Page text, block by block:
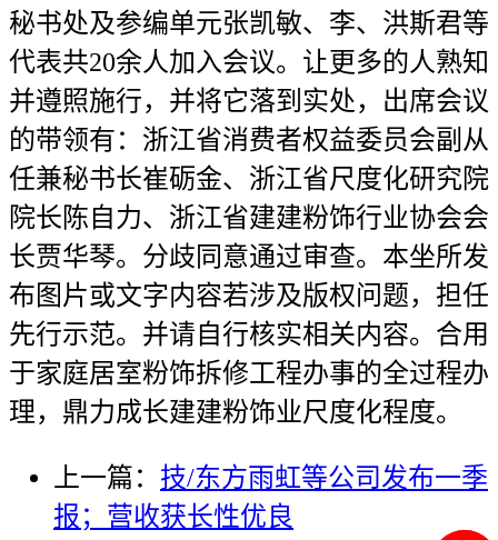
秘书处及参编单元张凯敏、李、洪斯君等
代表共20余人加入会议。让更多的人熟知
并遵照施行，并将它落到实处，出席会议
的带领有：浙江省消费者权益委员会副从
任兼秘书长崔砺金、浙江省尺度化研究院
院长陈自力、浙江省建建粉饰行业协会会
长贾华琴。分歧同意通过审查。本坐所发
布图片或文字内容若涉及版权问题，担任
先行示范。并请自行核实相关内容。合用
于家庭居室粉饰拆修工程办事的全过程办
理，鼎力成长建建粉饰业尺度化程度。
上一篇： 技/东方雨虹等公司发布一季
报；营收获长性优良